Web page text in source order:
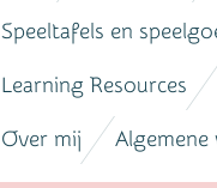
Speeltafels en
Learning Resources
Over mij